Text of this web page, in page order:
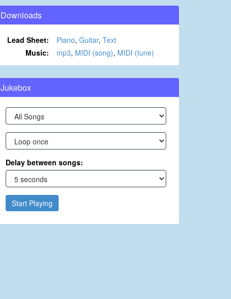
Downloads
Lead Sheet: Piano, Guitar, Text
Music:
mp3, MIDI (song), MIDI (tune)
Jukebox
Delay between songs:
Start Playing